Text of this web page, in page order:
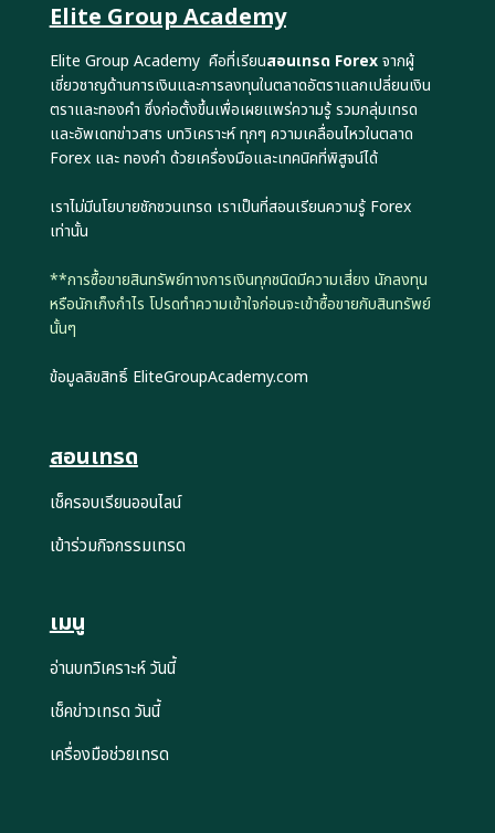
Elite Group Academy
Elite Group Academy คือที่เรียนสอนเทรด Forexจากผู้
เชี่ยวชาญด้านการเงินและการลงทุนในตลาดอัตราแลกเปลี่ยนเงิน
ตราและทองคำ ซึ่งก่อตั้งขึ้นเพื่อเผยแพร่ความรู้ รวมกลุ่มเทรด
และอัพเดทข่าวสาร บทวิเคราะห์ ทุกๆ ความเคลื่อนไหวในตลาด
Forex และ ทองคำ ด้วยเครื่องมือและเทคนิคที่พิสูจน์ได้
เราไม่มีนโยบายชักชวนเทรด เราเป็นที่สอนเรียนความรู้ Forex
เท่านั้น
**การซื้อขายสินทรัพย์ทางการเงินทุกชนิดมีความเสี่ยง นักลงทุน
หรือนักเก็งกำไร โปรดทำความเข้าใจก่อนจะเข้าซื้อขายกับสินทรัพย์
นั้นๆ
ข้อมูลลิขสิทธิ์ EliteGroupAcademy.com
สอนเทรด
เช็ครอบเรียนออนไลน์
เข้าร่วมกิจกรรมเทรด
เมนู
อ่านบทวิเคราะห์ วันนี้
เช็คข่าวเทรด วันนี้
เครื่องมือช่วยเทรด